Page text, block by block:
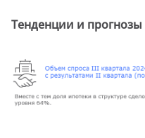
Тенденции и прогнозы